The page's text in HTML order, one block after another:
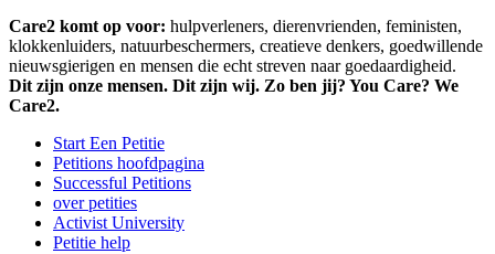
Care2 komt op voor: hulpverleners, dierenvrienden, feministen,
klokkenluiders, natuurbeschermers, creatieve denkers, goedwillende
nieuwsgierigen en mensen die echt streven naar goedaardigheid.
Dit zijn onze mensen. Dit zijn wij. Zo ben jij? You Care? We
Care2.
Start Een Petitie
Petitions hoofdpagina
Successful Petitions
over petities
Activist University
Petitie help